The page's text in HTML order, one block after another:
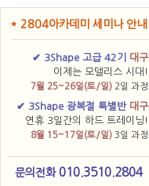
* 2804아카데미 세미나 안내
✔ 3Shape 고급 42기 대구
이제는 모델리스 시대!
7월 25~26일(토/일) 2일 과정
✔ 3Shape 광복절 특별반 대구
연휴 3일간의 하드 트레이닝!
8월 15~17일(토/일) 3일 과정
문의전화 010.3510.2804